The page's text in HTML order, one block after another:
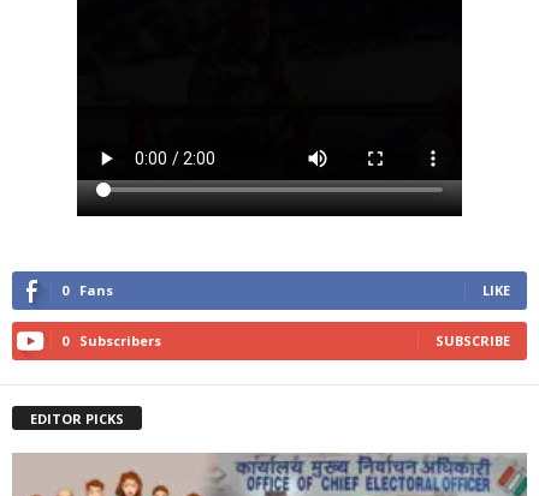
0 Fans LIKE
0 Subscribers SUBSCRIBE
EDITOR PICKS